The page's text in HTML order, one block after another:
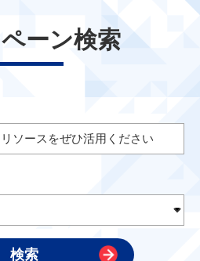
ーン検索